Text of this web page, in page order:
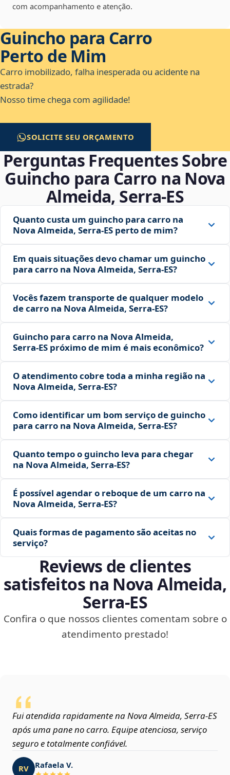
com acompanhamento e atenção.
Guincho para Carro
Perto de Mim
Carro imobilizado, falha inesperada ou acidente na
estrada?
Nosso time chega com agilidade!
SOLICITE SEU ORÇAMENTO
Perguntas Frequentes Sobre
Guincho para Carro na Nova
Almeida, Serra‑ES
Quanto custa um guincho para carro na
Nova Almeida, Serra‑ES perto de mim?
Em quais situações devo chamar um guincho
para carro na Nova Almeida, Serra‑ES?
Vocês fazem transporte de qualquer modelo
de carro na Nova Almeida, Serra‑ES?
Guincho para carro na Nova Almeida,
Serra‑ES próximo de mim é mais econômico?
O atendimento cobre toda a minha região na
Nova Almeida, Serra‑ES?
Como identificar um bom serviço de guincho
para carro na Nova Almeida, Serra‑ES?
Quanto tempo o guincho leva para chegar
na Nova Almeida, Serra‑ES?
É possível agendar o reboque de um carro na
Nova Almeida, Serra‑ES?
Quais formas de pagamento são aceitas no
serviço?
Reviews de clientes
satisfeitos na Nova Almeida,
Serra‑ES
Confira o que nossos clientes comentam sobre o
atendimento prestado!
Fui atendida rapidamente na Nova Almeida, Serra‑ES
após uma pane no carro. Equipe atenciosa, serviço
seguro e totalmente confiável.
RV Rafaela V.